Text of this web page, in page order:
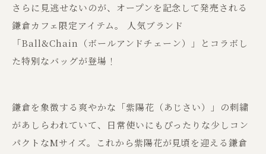
さらに見逃せないのが、オープンを記念して発売される
鎌倉カフェ限定アイテム。 人気ブランド
「Ball&Chain（ボールアンドチェーン）」とコラボし
た特別なバッグが登場！
鎌倉を象徴する爽やかな「紫陽花（あじさい）」の刺繍
があしらわれていて、日常使いにもぴったりな少しコン
パクトなMサイズ。これから紫陽花が見頃を迎える鎌倉